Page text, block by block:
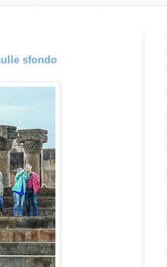
sfondo